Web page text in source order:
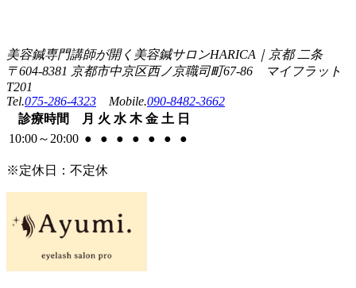
美容鍼専門講師が開く美容鍼サロンHARICA｜京都 二条
〒604-8381 京都市中京区西ノ京職司町67-86 マイフラット
T201
Tel.075-286-4323 Mobile.090-8482-3662
診療時間 月 火 水 木 金 土 日
10:00～20:00 ● ● ● ● ● ● ●
※定休日：不定休